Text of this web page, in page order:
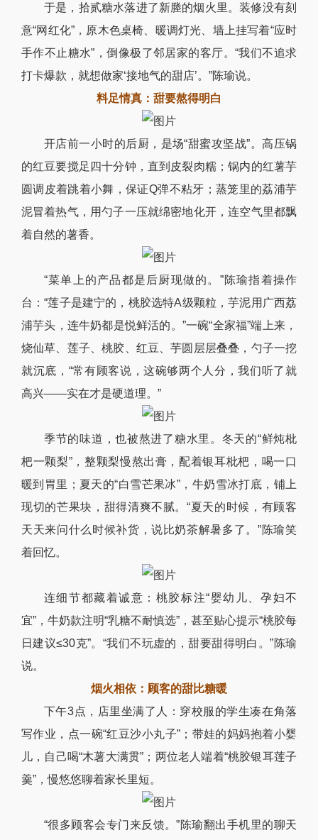
于是，拾贰糖水落进了新塍的烟火里。装修没有刻
意“网红化”，原木色桌椅、暖调灯光、墙上挂写着“应时
手作不止糖水”，倒像极了邻居家的客厅。“我们不追求
打卡爆款，就想做家‘接地气的甜店’。”陈瑜说。
料足情真：甜要熬得明白
开店前一小时的后厨，是场“甜蜜攻坚战”。高压锅
的红豆要搅足四十分钟，直到皮裂肉糯；锅内的红薯芋
圆调皮着跳着小舞，保证Q弹不粘牙；蒸笼里的荔浦芋
泥冒着热气，用勺子一压就绵密地化开，连空气里都飘
着自然的薯香。
“菜单上的产品都是后厨现做的。”陈瑜指着操作
台：“莲子是建宁的，桃胶选特A级颗粒，芋泥用广西荔
浦芋头，连牛奶都是悦鲜活的。”一碗“全家福”端上来，
烧仙草、莲子、桃胶、红豆、芋圆层层叠叠，勺子一挖
就沉底，“常有顾客说，这碗够两个人分，我们听了就
高兴——实在才是硬道理。”
季节的味道，也被熬进了糖水里。冬天的“鲜炖枇
杷一颗梨”，整颗梨慢熬出膏，配着银耳枇杷，喝一口
暖到胃里；夏天的“白雪芒果冰”，牛奶雪冰打底，铺上
现切的芒果块，甜得清爽不腻。“夏天的时候，有顾客
天天来问什么时候补货，说比奶茶解暑多了。”陈瑜笑
着回忆。
连细节都藏着诚意：桃胶标注“婴幼儿、孕妇不
宜”，牛奶款注明“乳糖不耐慎选”，甚至贴心提示“桃胶每
日建议≤30克”。“我们不玩虚的，甜要甜得明白。”陈瑜
说。
烟火相依：顾客的甜比糖暖
下午3点，店里坐满了人：穿校服的学生凑在角落
写作业，点一碗“红豆沙小丸子”；带娃的妈妈抱着小婴
儿，自己喝“木薯大满贯”；两位老人端着“桃胶银耳莲子
羹”，慢悠悠聊着家长里短。
“很多顾客会专门来反馈。”陈瑜翻出手机里的聊天